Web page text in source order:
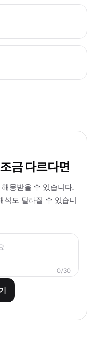
금 다르다면
몽받을 수 있습니다.
석도 달라질 수 있습니
0/30